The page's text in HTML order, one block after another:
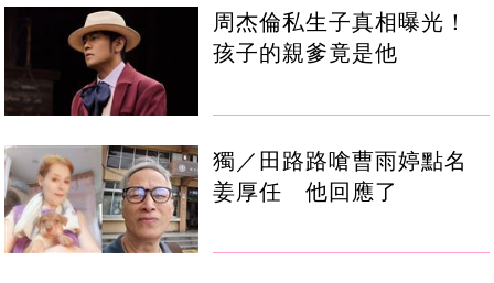
周杰倫私生子真相曝光！
孩子的親爹竟是他
獨／田路路嗆曹雨婷點名
姜厚任 他回應了